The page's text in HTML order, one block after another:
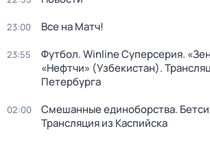
23:00 Все на Матч!
23:55
Футбол. Winline Суперсерия.
«Нефтчи» (Узбекистан).
Петербурга
02:00
Смешанные единоборства.
Трансляция из Каспийска